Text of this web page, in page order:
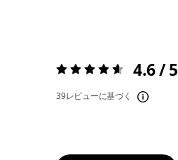
評価:4.6 / 5 4.6 / 5
39レビューに基づく